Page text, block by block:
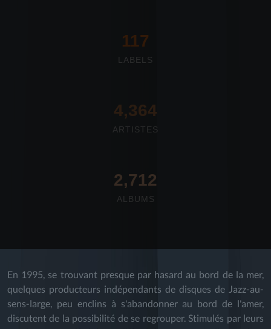
117
LABELS
4,673
ARTISTES
2,712
ALBUMS
En 1995, se trouvant presque par hasard au bord de la mer,
quelques producteurs indépendants de disques de Jazz-au-
sens-large, peu enclins à s'abandonner au bord de l'amer,
discutent de la possibilité de se regrouper. Stimulés par leurs